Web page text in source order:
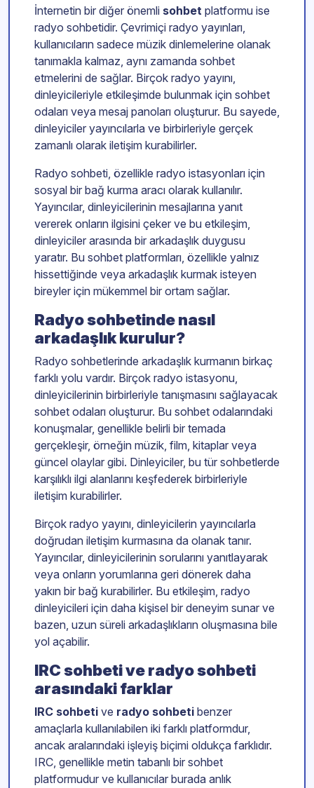
İnternetin bir diğer önemli sohbet platformu ise
radyo sohbetidir. Çevrimiçi radyo yayınları,
kullanıcıların sadece müzik dinlemelerine olanak
tanımakla kalmaz, aynı zamanda sohbet
etmelerini de sağlar. Birçok radyo yayını,
dinleyicileriyle etkileşimde bulunmak için sohbet
odaları veya mesaj panoları oluşturur. Bu sayede,
dinleyiciler yayıncılarla ve birbirleriyle gerçek
zamanlı olarak iletişim kurabilirler.
Radyo sohbeti, özellikle radyo istasyonları için
sosyal bir bağ kurma aracı olarak kullanılır.
Yayıncılar, dinleyicilerinin mesajlarına yanıt
vererek onların ilgisini çeker ve bu etkileşim,
dinleyiciler arasında bir arkadaşlık duygusu
yaratır. Bu sohbet platformları, özellikle yalnız
hissettiğinde veya arkadaşlık kurmak isteyen
bireyler için mükemmel bir ortam sağlar.
Radyo sohbetinde nasıl
arkadaşlık kurulur?
Radyo sohbetlerinde arkadaşlık kurmanın birkaç
farklı yolu vardır. Birçok radyo istasyonu,
dinleyicilerinin birbirleriyle tanışmasını sağlayacak
sohbet odaları oluşturur. Bu sohbet odalarındaki
konuşmalar, genellikle belirli bir temada
gerçekleşir, örneğin müzik, film, kitaplar veya
güncel olaylar gibi. Dinleyiciler, bu tür sohbetlerde
karşılıklı ilgi alanlarını keşfederek birbirleriyle
iletişim kurabilirler.
Birçok radyo yayını, dinleyicilerin yayıncılarla
doğrudan iletişim kurmasına da olanak tanır.
Yayıncılar, dinleyicilerinin sorularını yanıtlayarak
veya onların yorumlarına geri dönerek daha
yakın bir bağ kurabilirler. Bu etkileşim, radyo
dinleyicileri için daha kişisel bir deneyim sunar ve
bazen, uzun süreli arkadaşlıkların oluşmasına bile
yol açabilir.
IRC sohbeti ve radyo sohbeti
arasındaki farklar
IRC sohbeti ve radyo sohbeti benzer
amaçlarla kullanılabilen iki farklı platformdur,
ancak aralarındaki işleyiş biçimi oldukça farklıdır.
IRC, genellikle metin tabanlı bir sohbet
platformudur ve kullanıcılar burada anlık